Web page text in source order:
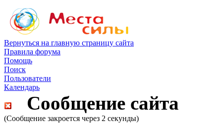
Вернуться на главную страницу сайта
Правила форума
Помощь
Поиск
Пользователи
Календарь
Сообщение сайта
(Сообщение закроется через 2 секунды)